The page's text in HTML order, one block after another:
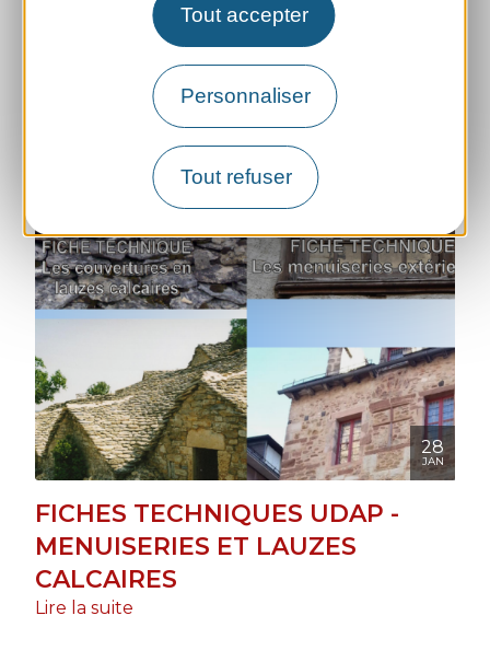
Tout accepter
Personnaliser
Tout refuser
Vous avez songé à installer des panneaux
photovoltaïques, mais les démarches ou les
travaux vous freinent ? La commune de
Verrières lance un projet de petit parc solaire
coopératif, ouvert à la participation de la
plupart des habitants de Mostuéjouls (sauf
Saint Pal, hors du rayon de 20 km), […]
28
JAN
FICHES TECHNIQUES UDAP -
MENUISERIES ET LAUZES
CALCAIRES
Lire la suite